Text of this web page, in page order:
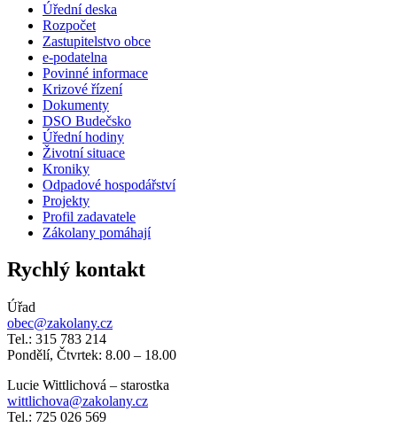
Úřední deska
Rozpočet
Zastupitelstvo obce
e-podatelna
Povinné informace
Krizové řízení
Dokumenty
DSO Budečsko
Úřední hodiny
Životní situace
Kroniky
Odpadové hospodářství
Projekty
Profil zadavatele
Zákolany pomáhají
Rychlý kontakt
Úřad
obec@zakolany.cz
Tel.: 315 783 214
Pondělí, Čtvrtek: 8.00 – 18.00
Lucie Wittlichová – starostka
wittlichova@zakolany.cz
Tel.: 725 026 569